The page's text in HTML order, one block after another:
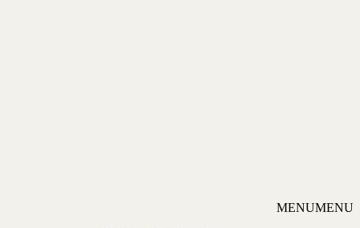
MENUMENU